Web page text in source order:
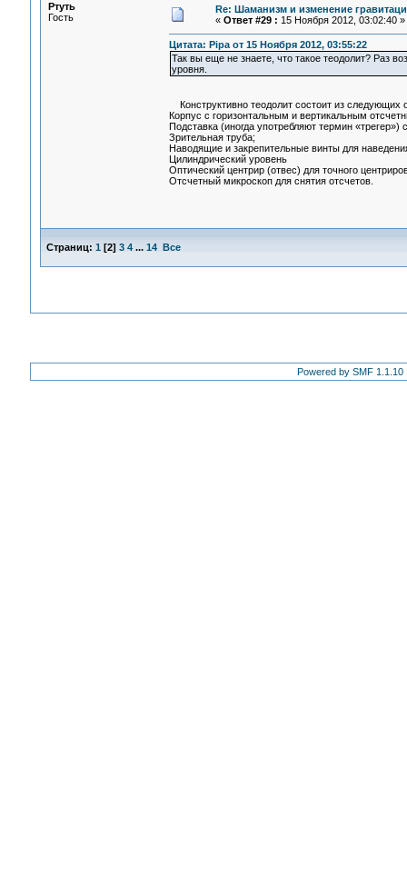
Ртуть
Гость
Re: Шаманизм и изменение
« Ответ #29 : 15 Ноября 2012, 03:02:40 »
Цитата: Pipa от 15 Ноября 2012, 03:55:22
Так вы еще не знаете, что такое теодолит? Раз
уровня.
Конструктивно теодолит состоит из следующих
Корпус с горизонтальным и вертикальным
Подставка (иногда употребляют термин
Зрительная труба;
Наводящие и закрепительные винты для
Цилиндрический уровень
Оптический центрир (отвес) для точного
Отсчетный микроскоп для снятия отсчетов.
Страниц: 1 [2] 3 4 ... 14 Все
Powered by SMF 1.1.10